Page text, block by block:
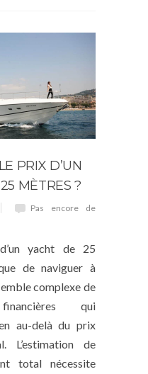
PRIX D’UN
MÈTRES ?
Pas encore de
d’un yacht de 25
de naviguer à
complexe de
qui
au-delà du prix
L’estimation de
total nécessite